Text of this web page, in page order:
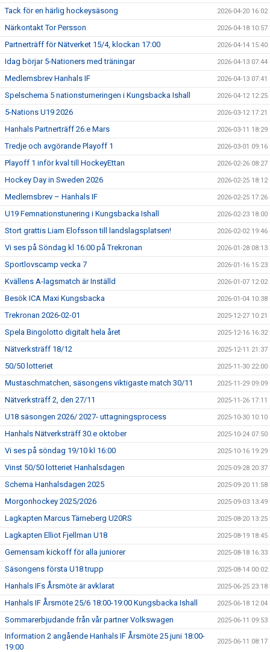
Tack för en härlig hockeysäsong 2026-04-20 16:02
Närkontakt Tor Persson 2026-04-18 10:57
Partnerträff för Nätverket 15/4, klockan 17:00 2026-04-14 15:40
Idag börjar 5-Nationers med träningar 2026-04-13 07:44
Medlemsbrev Hanhals IF 2026-04-13 07:41
Spelschema 5 nationsturneringen i Kungsbacka Ishall 2026-04-12 12:25
5-Nations U19 2026 2026-03-12 17:21
Hanhals Partnerträff 26.e Mars 2026-03-11 18:29
Tredje och avgörande Playoff 1 2026-03-01 09:16
Playoff 1 inför kval till HockeyEttan 2026-02-26 08:27
Hockey Day in Sweden 2026 2026-02-25 18:12
Medlemsbrev – Hanhals IF 2026-02-25 17:26
U19 Femnationstunering i Kungsbacka Ishall 2026-02-23 18:00
Stort grattis Liam Elofsson till landslagsplatsen! 2026-02-02 19:46
Vi ses på Söndag kl 16:00 på Trekronan 2026-01-28 08:13
Sportlovscamp vecka 7 2026-01-16 15:23
Kvällens A-lagsmatch är Inställd 2026-01-07 12:02
Besök ICA Maxi Kungsbacka 2026-01-04 10:38
Trekronan 2026-02-01 2025-12-27 10:21
Spela Bingolotto digitalt hela året 2025-12-16 16:32
Nätverksträff 18/12 2025-12-11 21:37
50/50 lotteriet 2025-11-30 22:00
Mustaschmatchen, säsongens viktigaste match 30/11 2025-11-29 09:09
Nätverksträff 2, den 27/11 2025-11-26 17:11
U18 säsongen 2026/ 2027- uttagningsprocess 2025-10-30 10:10
Hanhals Nätverksträff 30.e oktober 2025-10-24 07:50
Vi ses på söndag 19/10 kl 16:00 2025-10-16 19:29
Vinst 50/50 lotteriet Hanhalsdagen 2025-09-28 20:37
Schema Hanhalsdagen 2025 2025-09-20 11:58
Morgonhockey 2025/2026 2025-09-03 13:49
Lagkapten Marcus Tärneberg U20RS 2025-08-20 13:25
Lagkapten Elliot Fjellman U18 2025-08-19 18:45
Gemensam kickoff för alla juniorer 2025-08-18 16:33
Säsongens första U18 trupp 2025-08-14 00:02
Hanhals IFs Årsmöte är avklarat 2025-06-25 23:18
Hanhals IF Årsmöte 25/6 18:00-19:00 Kungsbacka Ishall 2025-06-18 12:04
Sommarerbjudande från vår partner Volkswagen 2025-06-11 09:53
Information 2 angående Hanhals IF Årsmöte 25 juni 18:00-
19:00
2025-06-11 08:17